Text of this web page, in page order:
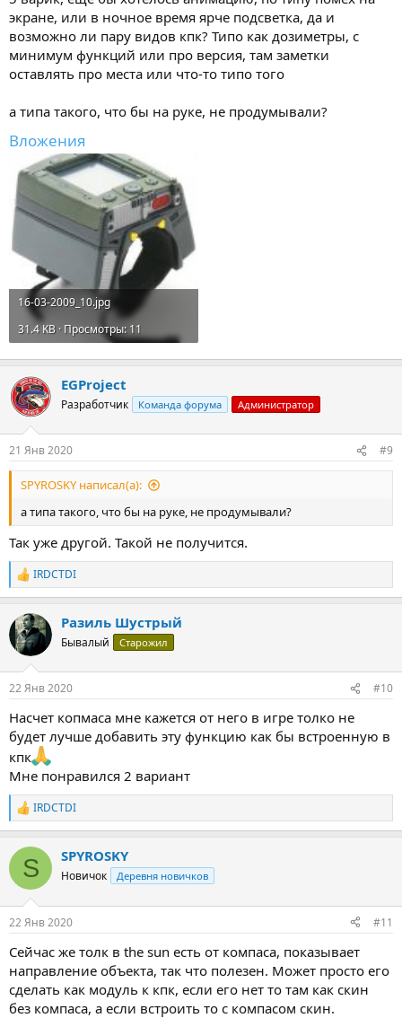
экране, или в ночное время ярче подсветка, да и
возможно ли пару видов кпк? Типо как дозиметры, с
минимум функций или про версия, там заметки
оставлять про места или что-то типо того
а типа такого, что бы на руке, не продумывали?
Вложения
16-03-2009_10.jpg
31.4 KB · Просмотры: 11
EGProject
Разработчик Команда форума Администратор
21 Янв 2020 #9
SPYROSKY написал(а):
а типа такого, что бы на руке, не продумывали?
Так уже другой. Такой не получится.
Р
е
к
ц
и
IRDCTDI
Разиль Шустрый
Бывалый Старожил
22 Янв 2020 #10
Насчет копмаса мне кажется от него в игре толко не
будет лучше добавить эту функцию как бы встроенную в
кпк
Мне понравился 2 вариант
Р
е
к
и
IRDCTDI
S SPYROSKY
Новичок Деревня новичков
22 Янв 2020 #11
Сейчас же толк в the sun есть от компаса, показывает
направление объекта, так что полезен. Может просто его
сделать как модуль к кпк, если его нет то там как скин
без компаса, а если встроить то с компасом скин.